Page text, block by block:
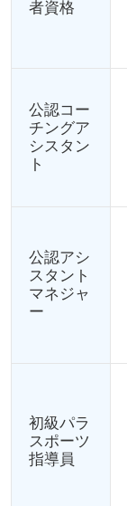
者資格
公認コー
チングア
シスタン
ト
公認アシ
スタント
マネジャ
ー
初級パラ
スポーツ
指導員